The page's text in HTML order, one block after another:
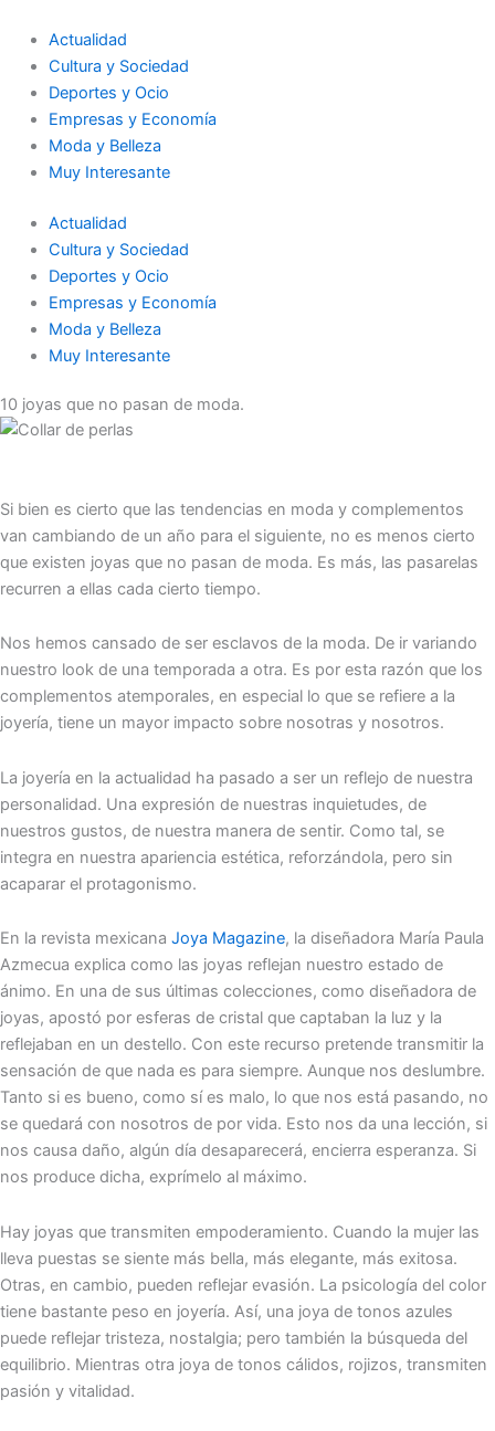
contenido
Actualidad
Cultura y Sociedad
Deportes y Ocio
Empresas y Economía
Moda y Belleza
Muy Interesante
Actualidad
Cultura y Sociedad
Deportes y Ocio
Empresas y Economía
Moda y Belleza
Muy Interesante
10 joyas que no pasan de moda.
Si bien es cierto que las tendencias en moda y complementos
van cambiando de un año para el siguiente, no es menos cierto
que existen joyas que no pasan de moda. Es más, las pasarelas
recurren a ellas cada cierto tiempo.
Nos hemos cansado de ser esclavos de la moda. De ir variando
nuestro look de una temporada a otra. Es por esta razón que los
complementos atemporales, en especial lo que se refiere a la
joyería, tiene un mayor impacto sobre nosotras y nosotros.
La joyería en la actualidad ha pasado a ser un reflejo de nuestra
personalidad. Una expresión de nuestras inquietudes, de
nuestros gustos, de nuestra manera de sentir. Como tal, se
integra en nuestra apariencia estética, reforzándola, pero sin
acaparar el protagonismo.
En la revista mexicana Joya Magazine, la diseñadora María Paula
Azmecua explica como las joyas reflejan nuestro estado de
ánimo. En una de sus últimas colecciones, como diseñadora de
joyas, apostó por esferas de cristal que captaban la luz y la
reflejaban en un destello. Con este recurso pretende transmitir la
sensación de que nada es para siempre. Aunque nos deslumbre.
Tanto si es bueno, como sí es malo, lo que nos está pasando, no
se quedará con nosotros de por vida. Esto nos da una lección, si
nos causa daño, algún día desaparecerá, encierra esperanza. Si
nos produce dicha, exprímelo al máximo.
Hay joyas que transmiten empoderamiento. Cuando la mujer las
lleva puestas se siente más bella, más elegante, más exitosa.
Otras, en cambio, pueden reflejar evasión. La psicología del color
tiene bastante peso en joyería. Así, una joya de tonos azules
puede reflejar tristeza, nostalgia; pero también la búsqueda del
equilibrio. Mientras otra joya de tonos cálidos, rojizos, transmiten
pasión y vitalidad.